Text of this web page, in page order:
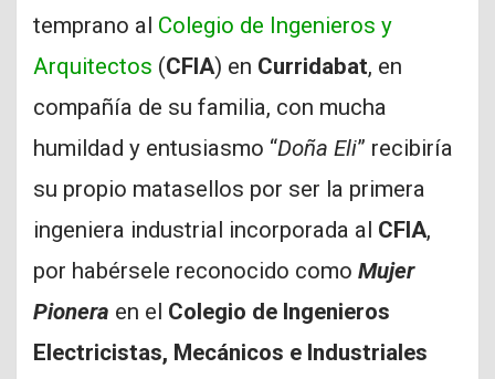
temprano al Colegio de Ingenieros y
Arquitectos (CFIA) en Curridabat, en
compañía de su familia, con mucha
humildad y entusiasmo “Doña Eli” recibiría
su propio matasellos por ser la primera
ingeniera industrial incorporada al CFIA,
por habérsele reconocido como Mujer
Pionera en el Colegio de Ingenieros
Electricistas, Mecánicos e Industriales